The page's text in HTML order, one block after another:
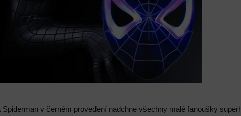
v černém provedení nadchne všechny malé fanoušky